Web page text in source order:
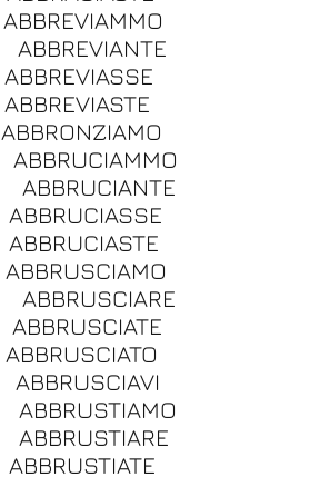
ABBREVIAMMO
ABBREVIANTE
ABBREVIASSE
ABBREVIASTE
ABBRONZIAMO
ABBRUCIAMMO
ABBRUCIANTE
ABBRUCIASSE
ABBRUCIASTE
ABBRUSCIAMO
ABBRUSCIARE
ABBRUSCIATE
ABBRUSCIATO
ABBRUSCIAVI
ABBRUSTIAMO
ABBRUSTIARE
ABBRUSTIATE